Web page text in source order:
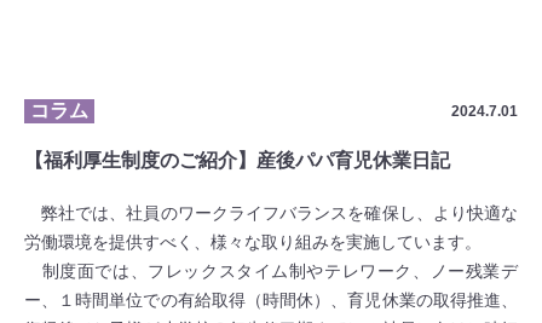
コラム 2024.7.01
【福利厚生制度のご紹介】産後パパ育児休業日記
弊社では、社員のワークライフバランスを確保し、より快適な
労働環境を提供すべく、様々な取り組みを実施しています。
制度面では、フレックスタイム制やテレワーク、ノー残業デ
ー、１時間単位での有給取得（時間休）、育児休業の取得推進、